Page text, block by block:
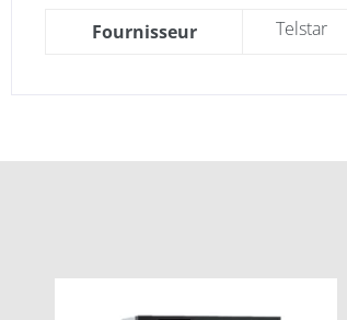
Fournisseur Telstar